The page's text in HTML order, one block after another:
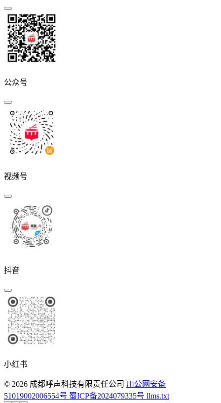
公众号
视频号
抖音
小红书
© 2026 成都呼声科技有限责任公司 川公网安备
51019002006554号 蜀ICP备2024079335号 llms.txt